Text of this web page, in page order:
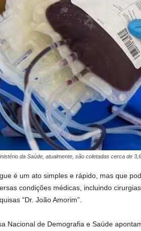
da Saúde, atualmente, são coletadas cerca de
é um ato simples e rápido, mas que
condições médicas, incluindo
“Dr. João Amorim”.
Nacional de Demografia e Saúde